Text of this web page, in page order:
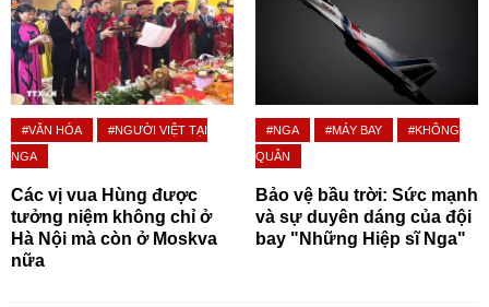
#VĂN HÓA
#NGƯỜI VIỆT TẠI
NGA
Các vị vua Hùng được
tưởng niệm không chỉ ở
Hà Nội mà còn ở Moskva
nữa
#NGA #MÁY BAY
#KHÔNG
QUÂN
Bảo vệ bầu trời: Sức mạnh
và sự duyên dáng của đội
bay "Những Hiệp sĩ Nga"